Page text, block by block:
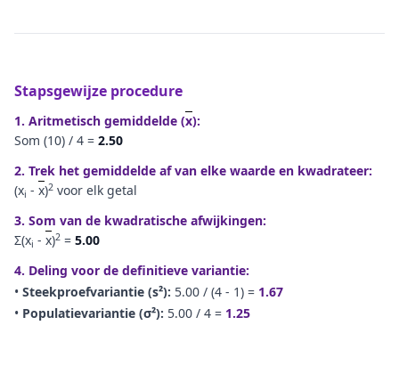
Stapsgewijze procedure
1. Aritmetisch gemiddelde (x):
Som (10) / 4 = 2.50
2. Trek het gemiddelde af van elke waarde en kwadrateer:
(xi - x)2 voor elk getal
3. Som van de kwadratische afwijkingen:
Σ(xi - x)2 = 5.00
4. Deling voor de definitieve variantie:
• Steekproefvariantie (s²): 5.00 / (4 - 1) = 1.67
• Populatievariantie (σ²): 5.00 / 4 = 1.25